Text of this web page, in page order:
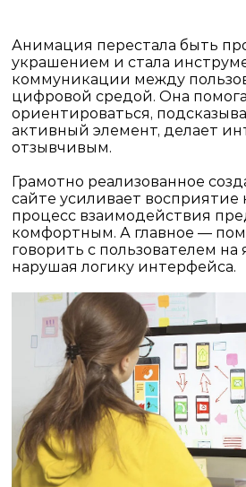
Анимация перестала быть
украшением и стала
коммуникации между
цифровой средой. Она
ориентироваться,
активный элемент, делает
отзывчивым.
Грамотно реализованное
сайте усиливает восприятие
процесс взаимодействия
комфортным. А главное —
говорить с пользователем
нарушая логику интерфейса.